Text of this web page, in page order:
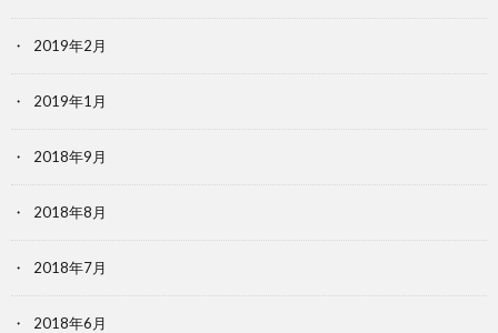
2019年2月
2019年1月
2018年9月
2018年8月
2018年7月
2018年6月